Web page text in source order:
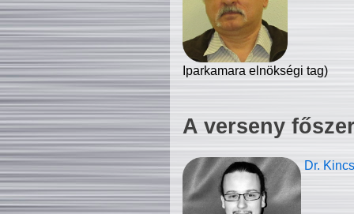
Iparkamara elnökségi tag)
A verseny
Dr.